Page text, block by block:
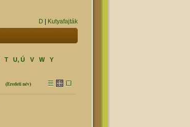
D Kutyafajták
T U, Ú V W Y
(Eredeti név)